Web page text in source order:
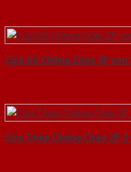
Cửa Gỗ Chống Cháy 2P
Cửa Thép Chống Cháy 2P